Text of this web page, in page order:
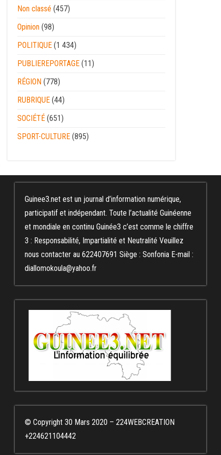
Non classé (457)
Opinion (98)
POLITIQUE (1 434)
PUBLIEREPORTAGE (11)
RÉGION (778)
RUBRIQUE (44)
SOCIÉTÉ (651)
SPORT-CULTURE (895)
Guinee3.net est un journal d’information numérique,
participatif et indépendant. Toute l’actualité Guinéenne
et mondiale en continu Guinée3 c’est comme le chiffre
3 : Responsabilité, Impartialité et Neutralité Veuillez
nous contacter au 622407691 Siège : Sonfonia E-mail :
diallomokoula@yahoo.fr
© Copyright 30 Mars 2020 – 224WEBCREATION
+224621104442